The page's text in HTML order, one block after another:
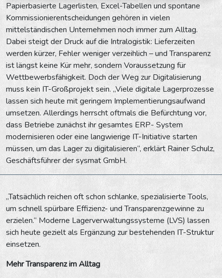
Papierbasierte Lagerlisten, Excel-Tabellen und spontane
Kommissionierentscheidungen gehören in vielen
mittelständischen Unternehmen noch immer zum Alltag.
Dabei steigt der Druck auf die Intralogistik: Lieferzeiten
werden kürzer, Fehler weniger verzeihlich – und Transparenz
ist längst keine Kür mehr, sondern Voraussetzung für
Wettbewerbsfähigkeit. Doch der Weg zur Digitalisierung
muss kein IT-Großprojekt sein. „Viele digitale Lagerprozesse
lassen sich heute mit geringem Implementierungsaufwand
umsetzen. Allerdings herrscht oftmals die Befürchtung vor,
dass Betriebe zunächst ihr gesamtes ERP- System
modernisieren oder eine langwierige IT-Initiative starten
müssen, um das Lager zu digitalisieren“, erklärt Rainer Schulz,
Geschäftsführer der sysmat GmbH.
„Tatsächlich reichen oft schon schlanke, spezialisierte Tools,
um schnell spürbare Effizienz- und Transparenzgewinne zu
erzielen.“ Moderne Lagerverwaltungssysteme (LVS) lassen
sich heute gezielt als Ergänzung zur bestehenden IT-Struktur
einsetzen.
Mehr Transparenz im Alltag